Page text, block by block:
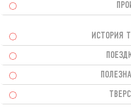
ИСТОРИЯ